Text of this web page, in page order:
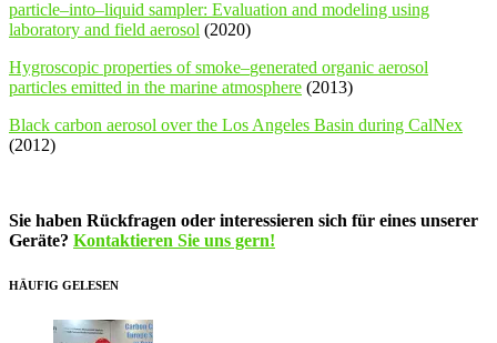
particle–into–liquid sampler: Evaluation and modeling using
laboratory and field aerosol (2020)
Hygroscopic properties ofsmoke–generated organic aerosol
particles emitted in the marine atmosphere (2013)
Black carbon aerosol over the Los Angeles Basin during CalNex
(2012)
Sie haben Rückfragen oder interessieren sich für eines unserer
Geräte? Kontaktieren Sie uns gern!
HÄUFIG GELESEN